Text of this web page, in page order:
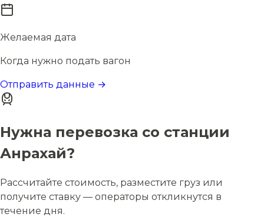
Желаемая дата
Когда нужно подать вагон
Отправить данные →
Нужна перевозка со станции
Анрахай?
Рассчитайте стоимость, разместите груз или
получите ставку — операторы откликнутся в
течение дня.